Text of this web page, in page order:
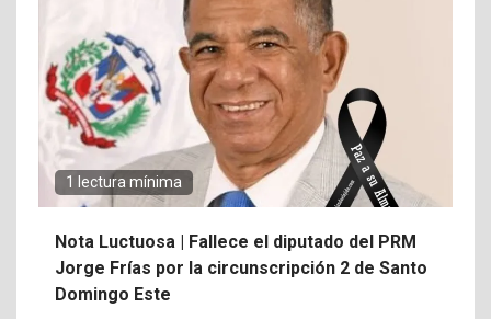
1 lectura mínima
Nota Luctuosa | Fallece el diputado del PRM
Jorge Frías por la circunscripción 2 de Santo
Domingo Este